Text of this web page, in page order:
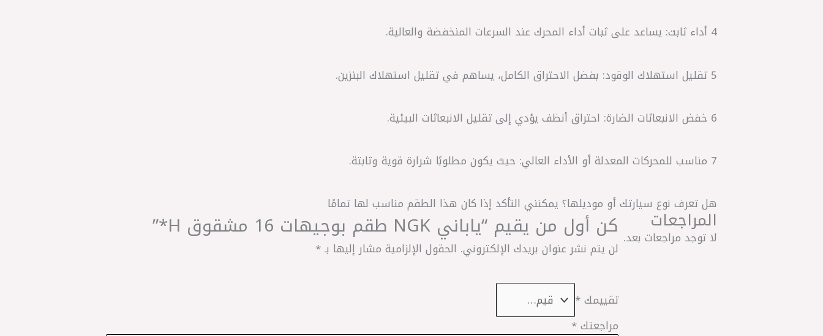
4 أداء ثابت: يساعد على ثبات أداء المحرك عند السرعات المنخفضة والعالية.
5 تقليل استهلاك الوقود: بفضل الاحتراق الكامل، يساهم في تقليل استهلاك البنزين.
6 خفض الانبعاثات الضارة: احتراق أنظف يؤدي إلى تقليل الانبعاثات البيئية.
7 مناسب للمحركات المعدلة أو الأداء العالي: حيث يكون مطلوبًا شرارة قوية وثابتة.
هل تعرف نوع سيارتك أو موديلها؟ يمكنني التأكد إذا كان هذا الطقم مناسب لها تمامًا
المراجعات
لا توجد مراجعات بعد. كن أول من يقيم “ياباني NGK طقم بوجيهات 16 مشقوق H*”
لن يتم نشر عنوان بريدك الإلكتروني. الحقول الإلزامية مشار إليها بـ*
تقييمك*
مراجعتك*